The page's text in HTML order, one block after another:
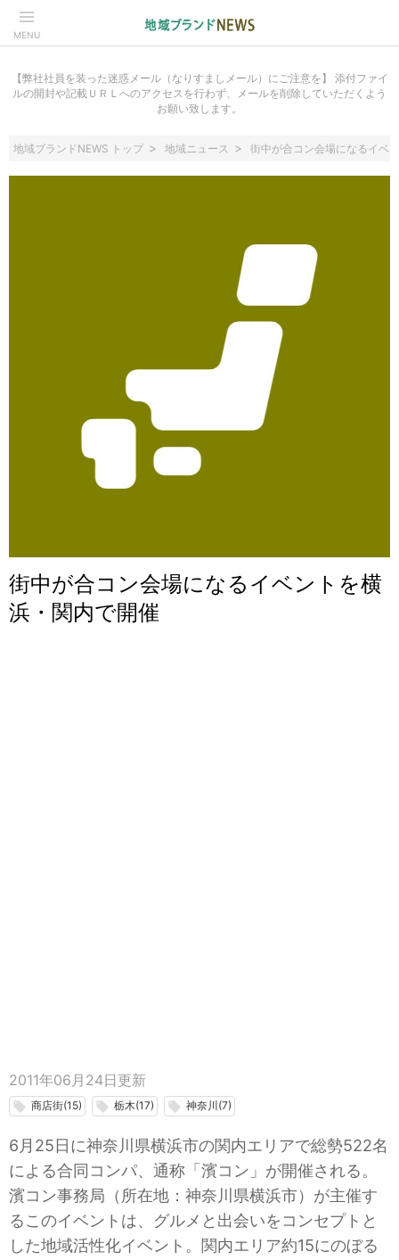
MENU
【弊社社員を装った迷惑メール（なりすましメール）にご注意を】 添付ファイ
ルの開封や記載ＵＲＬへのアクセスを行わず、メールを削除していただくよう
お願い致します。
地域ブランドNEWS トップ 地域ニュース 街中が合コン会場になるイベ
街中が合コン会場になるイベントを横
浜・関内で開催
2011年06月24日 更新
local_offer 商店街(15) local_offer 栃木(17) local_offer 神奈川(7)
6月25日に神奈川県横浜市の関内エリアで総勢522名
による合同コンパ、通称「濱コン」が開催される。
濱コン事務局（所在地：神奈川県横浜市）が主催す
るこのイベントは、グルメと出会いをコンセプトと
した地域活性化イベント。関内エリア約15にのぼる